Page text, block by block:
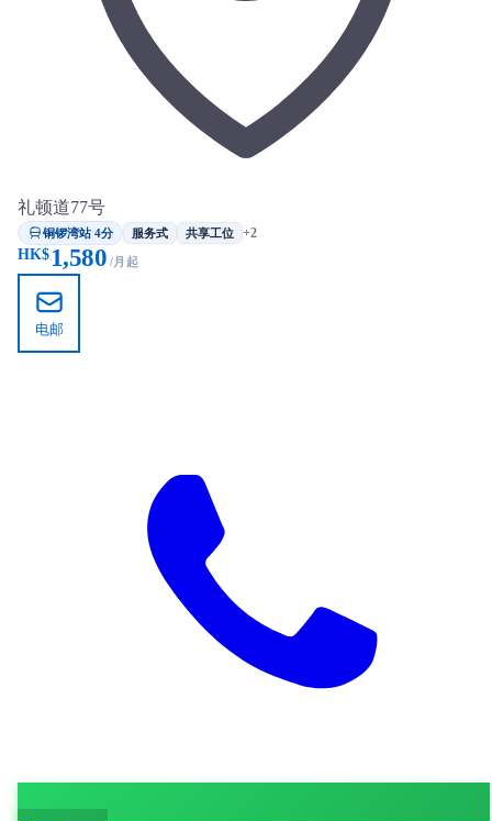
礼顿道77号
铜锣湾站 4分 服务式 共享工位 +2
HK$1,580 /月起
电邮